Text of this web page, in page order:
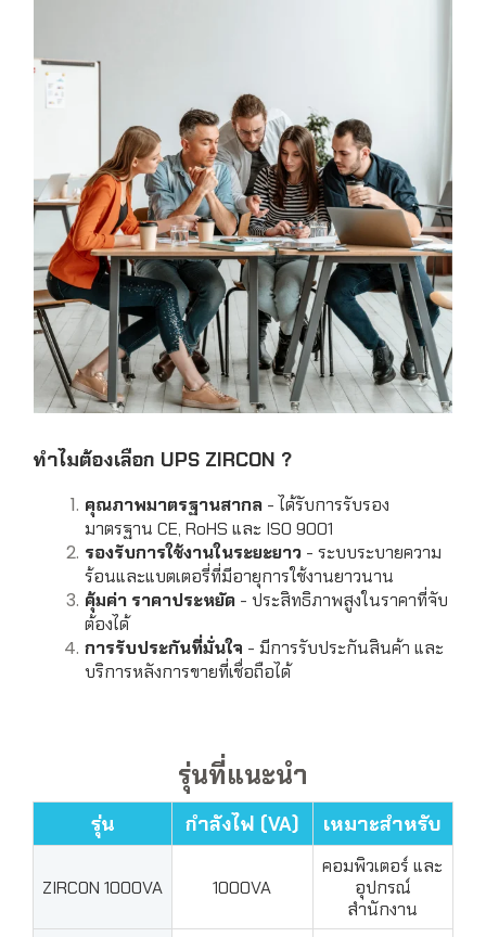
ทำไมต้องเลือก UPS ZIRCON ?
คุณภาพมาตรฐานสากล- ได้รับการรับรอง
มาตรฐาน CE, RoHS และ ISO 9001
รองรับการใช้งานในระยะยาว - ระบบระบายความ
ร้อนและแบตเตอรี่ที่มีอายุการใช้งานยาวนาน
คุ้มค่า ราคาประหยัด- ประสิทธิภาพสูงในราคาที่จับ
ต้องได้
การรับประกันที่มั่นใจ - มีการรับประกันสินค้า และ
บริการหลังการขายที่เชื่อถือได้
รุ่นที่แนะนำ
รุ่น กำลังไฟ (VA) เหมาะสำหรับ
ZIRCON 1000VA 1000VA
คอมพิวเตอร์ และ
อุปกรณ์
สำนักงาน